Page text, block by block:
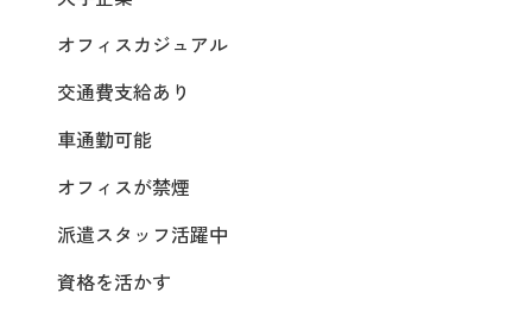
オフィスカジュアル
交通費支給あり
車通勤可能
オフィスが禁煙
派遣スタッフ活躍中
資格を活かす